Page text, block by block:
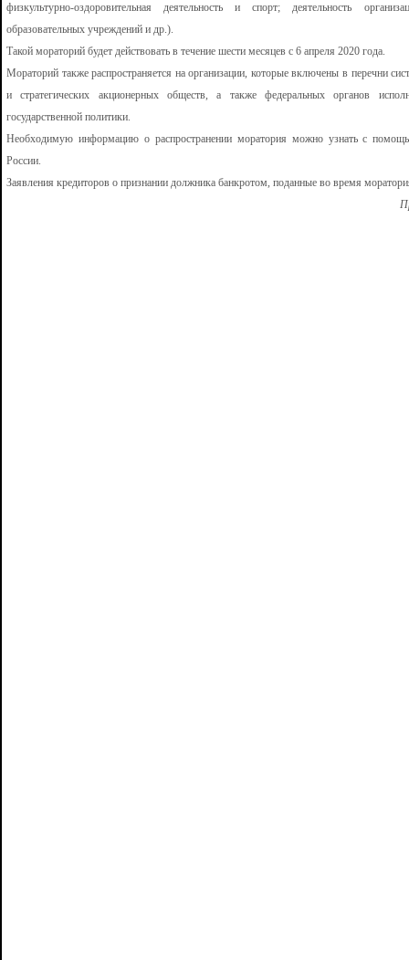
физкультурно-оздоровительная деятельность и спорт; деятельность
образовательных учреждений и др.).
Такой мораторий будет действовать в течение шести месяцев с 6 апреля 2020 года.
Мораторий также распространяется на организации, которые включены в перечни
и стратегических акционерных обществ, а также федеральных органов
государственной политики.
Необходимую информацию о распространении моратория можно узнать с
России.
Заявления кредиторов о признании должника банкротом, поданные во время